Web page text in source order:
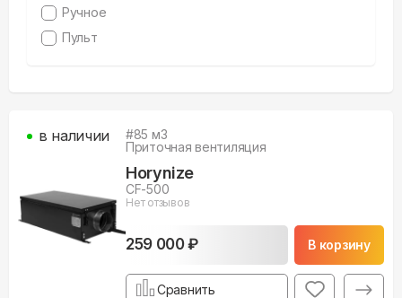
Ручное
Пульт
#85 м3
Приточная вентиляция
Horynize
CF-500
Нет отзывов
259 000 ₽ В корзину
в наличии
Сравнить